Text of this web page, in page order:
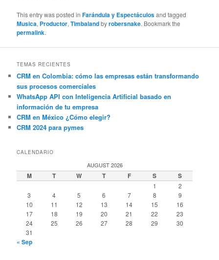
This entry was posted inFarándula y Espectáculosand tagged
Musica, Productor,Timbalandbyrobersnake. Bookmark the
permalink.
TEMAS RECIENTES
CRM en Colombia: cómo las empresas están transformando
sus procesos comerciales
WhatsApp API con Inteligencia Artificial basado en
información de tu empresa
CRM en México ¿Cómo elegir?
CRM 2024 para pymes
CALENDARIO
AUGUST 2026
M T W T F S S
1
2
3
4 5 6 7 8
9
10
11 12 13 14 15
16
17
18 19 20 21 22
23
24
25 26 27 28 29
30
31
« Sep